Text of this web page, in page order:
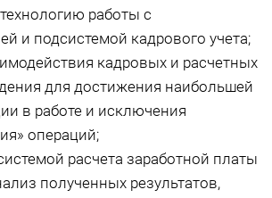
работы с
и подсистемой кадрового учета;
кадровых и расчетных
для достижения наибольшей
в работе и исключения
операций;
расчета заработной платы
полученных результатов,